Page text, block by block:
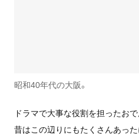
昭和40年代の大阪。
ドラマで大事な役割を担ったおで
昔はこの辺りにもたくさんあっ